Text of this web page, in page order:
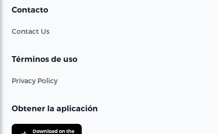
Contacto
Contact Us
Términos de uso
Privacy Policy
Obtener la aplicación
Download on the